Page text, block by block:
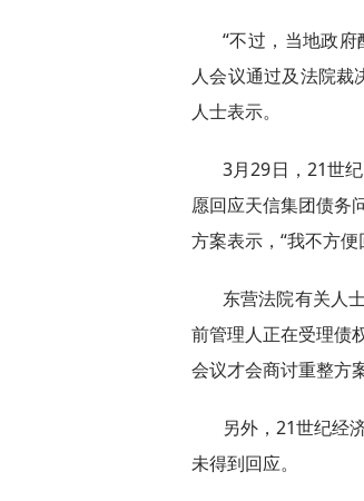
“不过，当地政
人会议通过及法院裁
人士表示。
3月29日，21世
愿回应天信集团债务
方案表示，“我不方
东营法院有关人
前管理人正在受理债
会议才会商讨重整方
另外，21世纪经
未得到回应。